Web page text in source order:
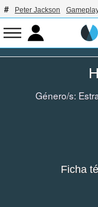
Peter Jackson
Género/s:
Ficha